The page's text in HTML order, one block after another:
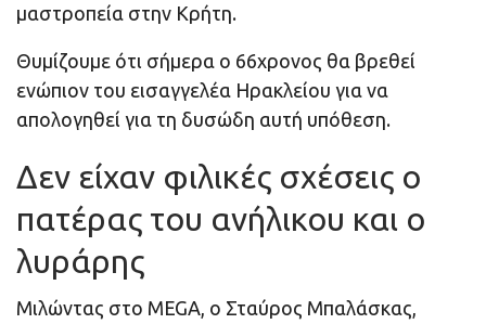
μαστροπεία στην Κρήτη.
Θυμίζουμε ότι σήμερα ο 66χρονος θα βρεθεί
ενώπιον του εισαγγελέα Ηρακλείου για να
απολογηθεί για τη δυσώδη αυτή υπόθεση.
Δεν είχαν φιλικές σχέσεις ο
πατέρας του ανήλικου και ο
λυράρης
Μιλώντας στο MEGA, ο Σταύρος Μπαλάσκας,